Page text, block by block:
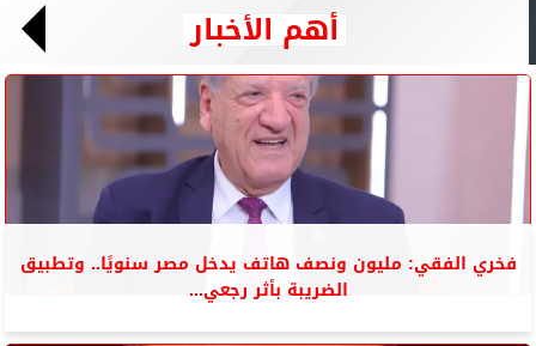
أهم الأخبار
فخري الفقي: مليون ونصف هاتف يدخل مصر سنويًا.. وتطبيق
الضريبة بأثر رجعي...